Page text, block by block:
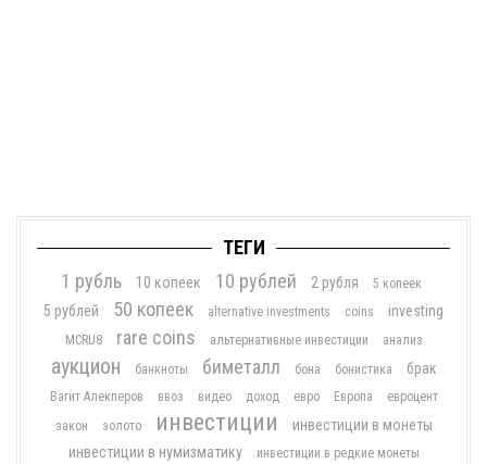
ТЕГИ
1 рубль
10 копеек 10 рублей 2 рубля 5 копеек
5 рублей 50 копеек alternative investments coins investing
MCRU8 rare coins альтернативные инвестиции анализ
аукцион банкноты биметалл бона бонистика брак
Вагит Алекперов ввоз видео доход евро Европа
евроцент
закон
золото инвестиции
инвестиции в монеты
инвестиции в нумизматику
инвестиции в редкие монеты